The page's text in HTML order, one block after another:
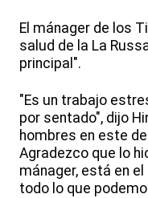
El mánager de los
salud de la La
principal".
"Es un trabajo
por sentado", dijo
hombres en este
Agradezco que lo
mánager, está en el
todo lo que